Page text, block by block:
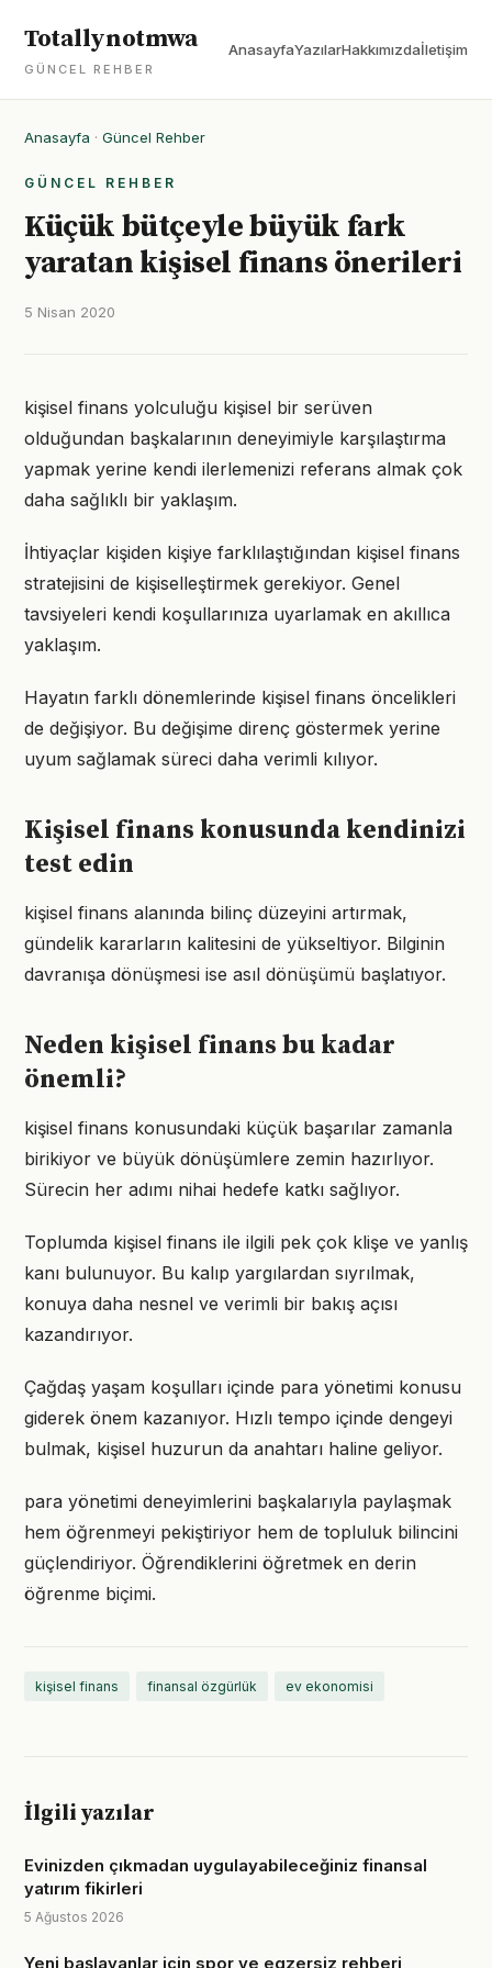
Totallynotmwa
GÜNCEL REHBER
AnasayfaYazılarHakkımızdaİletişim
Anasayfa · Güncel Rehber
GÜNCEL REHBER
Küçük bütçeyle büyük fark
yaratan kişisel finans önerileri
5 Nisan 2020
kişisel finans yolculuğu kişisel bir serüven
olduğundan başkalarının deneyimiyle karşılaştırma
yapmak yerine kendi ilerlemenizi referans almak çok
daha sağlıklı bir yaklaşım.
İhtiyaçlar kişiden kişiye farklılaştığından kişisel finans
stratejisini de kişiselleştirmek gerekiyor. Genel
tavsiyeleri kendi koşullarınıza uyarlamak en akıllıca
yaklaşım.
Hayatın farklı dönemlerinde kişisel finans öncelikleri
de değişiyor. Bu değişime direnç göstermek yerine
uyum sağlamak süreci daha verimli kılıyor.
Kişisel finans konusunda kendinizi
test edin
kişisel finans alanında bilinç düzeyini artırmak,
gündelik kararların kalitesini de yükseltiyor. Bilginin
davranışa dönüşmesi ise asıl dönüşümü başlatıyor.
Neden kişisel finans bu kadar
önemli?
kişisel finans konusundaki küçük başarılar zamanla
birikiyor ve büyük dönüşümlere zemin hazırlıyor.
Sürecin her adımı nihai hedefe katkı sağlıyor.
Toplumda kişisel finans ile ilgili pek çok klişe ve yanlış
kanı bulunuyor. Bu kalıp yargılardan sıyrılmak,
konuya daha nesnel ve verimli bir bakış açısı
kazandırıyor.
Çağdaş yaşam koşulları içinde para yönetimi konusu
giderek önem kazanıyor. Hızlı tempo içinde dengeyi
bulmak, kişisel huzurun da anahtarı haline geliyor.
para yönetimi deneyimlerini başkalarıyla paylaşmak
hem öğrenmeyi pekiştiriyor hem de topluluk bilincini
güçlendiriyor. Öğrendiklerini öğretmek en derin
öğrenme biçimi.
kişisel finans finansal özgürlük ev ekonomisi
İlgili yazılar
Evinizden çıkmadan uygulayabileceğiniz finansal
yatırım fikirleri
5 Ağustos 2026
Yeni başlayanlar için spor ve egzersiz rehberi